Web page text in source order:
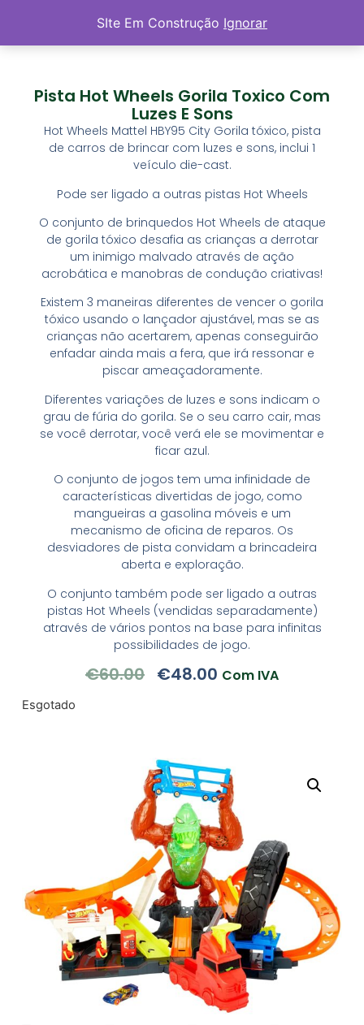
Pista Hot Wheels Gorila Toxico Com
Luzes E Sons
Hot Wheels Mattel HBY95 City Gorila tóxico, pista
de carros de brincar com luzes e sons, inclui 1
veículo die-cast.
Pode ser ligado a outras pistas Hot Wheels
O conjunto de brinquedos Hot Wheels de ataque
de gorila tóxico desafia as crianças a derrotar
um inimigo malvado através de ação
acrobática e manobras de condução criativas!
Existem 3 maneiras diferentes de vencer o gorila
tóxico usando o lançador ajustável, mas se as
crianças não acertarem, apenas conseguirão
enfadar ainda mais a fera, que irá ressonar e
piscar ameaçadoramente.
Diferentes variações de luzes e sons indicam o
grau de fúria do gorila. Se o seu carro cair, mas
se você derrotar, você verá ele se movimentar e
ficar azul.
O conjunto de jogos tem uma infinidade de
características divertidas de jogo, como
mangueiras a gasolina móveis e um
mecanismo de oficina de reparos. Os
desviadores de pista convidam a brincadeira
aberta e exploração.
O conjunto também pode ser ligado a outras
pistas Hot Wheels (vendidas separadamente)
através de vários pontos na base para infinitas
possibilidades de jogo.
€60.00 €48.00 Com IVA
Esgotado
SIte Em Construção Ignorar